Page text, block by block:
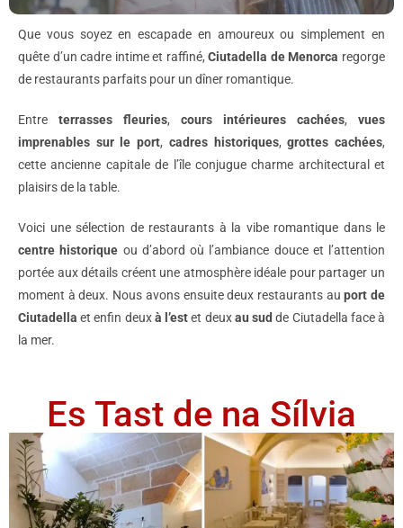
Que vous soyez en escapade en amoureux ou simplement en
quête d’un cadre intime et raffiné,Ciutadella de Menorca regorge
de restaurants parfaits pour un dîner romantique.
Entre terrasses fleuries, cours intérieures cachées, vues
imprenables sur le port, cadres historiques,grottes cachées,
cette ancienne capitale de l’île conjugue charme architectural et
plaisirs de la table.
Voici une sélection de restaurants à la vibe romantique dans le
centre historique ou d’abord où l’ambiance douce et l’attention
portée aux détails créent une atmosphère idéale pour partager un
moment à deux. Nous avons ensuite deux restaurants auport de
Ciutadella et enfin deuxà l’estet deuxau sud de Ciutadella face à
la mer.
Es Tast de na Sílvia